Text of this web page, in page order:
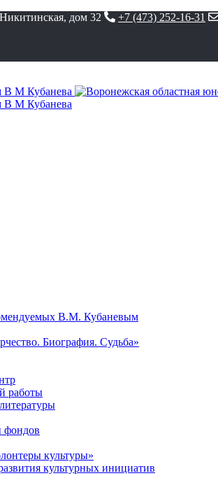
дом 32
+7 (473) 252-16-31
В.М. Кубаневым
Биография. Судьба»
работы
фондов
культуры»
культурных инициатив